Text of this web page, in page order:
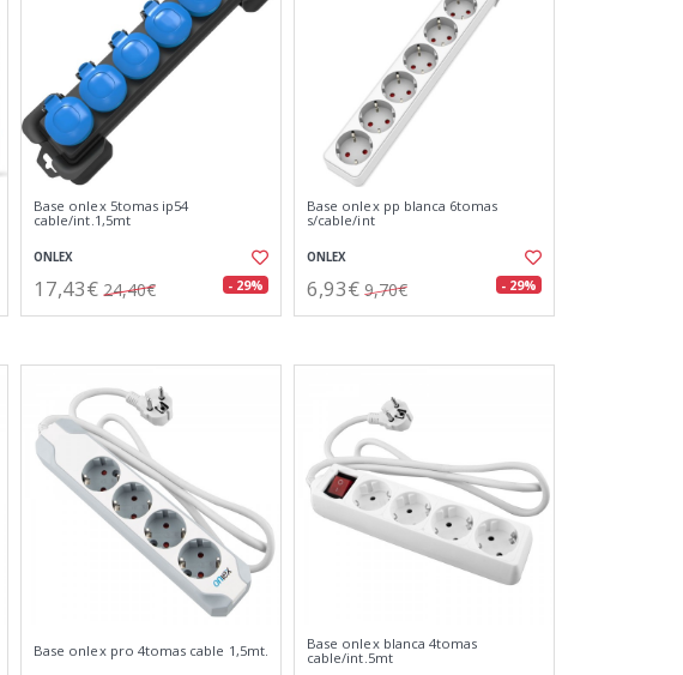
Base onlex 5tomas ip54
cable/int.1,5mt
ONLEX
17,43€ 24,40€ - 29%
Base onlex pp blanca 6tomas
s/cable/int
ONLEX
6,93€ 9,70€ - 29%
Base onlex pro 4tomas cable 1,5mt.
Base onlex blanca 4tomas
cable/int.5mt